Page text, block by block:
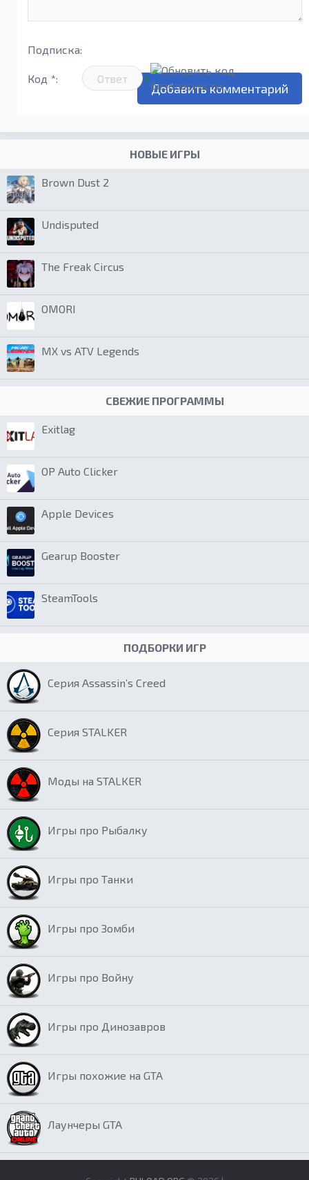
Подписка:
Код *:
НОВЫЕ ИГРЫ
Brown Dust 2
Undisputed
The Freak Circus
OMORI
MX vs ATV Legends
СВЕЖИЕ ПРОГРАММЫ
Exitlag
OP Auto Clicker
Apple Devices
Gearup Booster
SteamTools
ПОДБОРКИ ИГР
Серия Assassin’s Creed
Серия STALKER
Моды на STALKER
Игры про Рыбалку
Игры про Танки
Игры про Зомби
Игры про Войну
Игры про Динозавров
Игры похожие на GTA
Лаунчеры GTA